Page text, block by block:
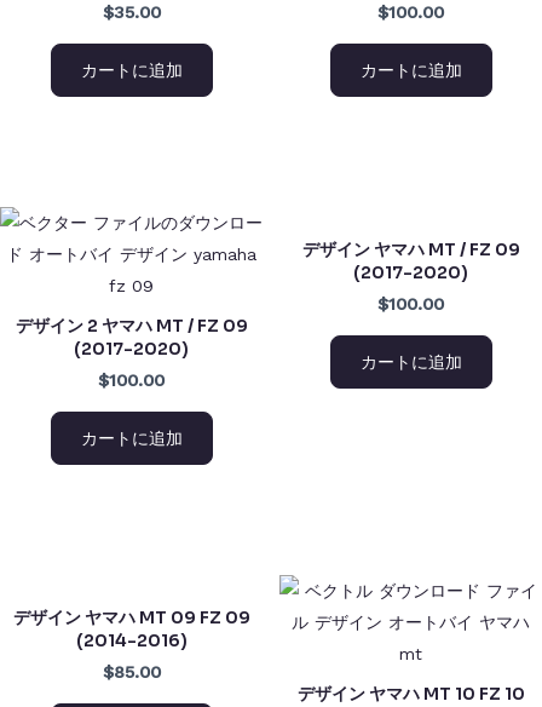
$35.00
カートに追加
$100.00
カートに追加
デザイン 2 ヤマハ MT / FZ 09
(2017-2020)
$100.00
カートに追加
デザイン ヤマハ MT / FZ 09
(2017-2020)
$100.00
カートに追加
デザイン ヤマハ MT 09 FZ 09
(2014-2016)
$85.00
デザイン ヤマハ MT 10 FZ 10